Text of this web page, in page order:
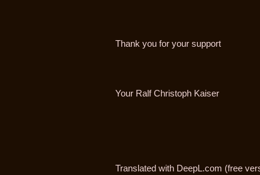
Thank you for your support
Your Ralf Christoph Kaiser
Translated with DeepL.com (free